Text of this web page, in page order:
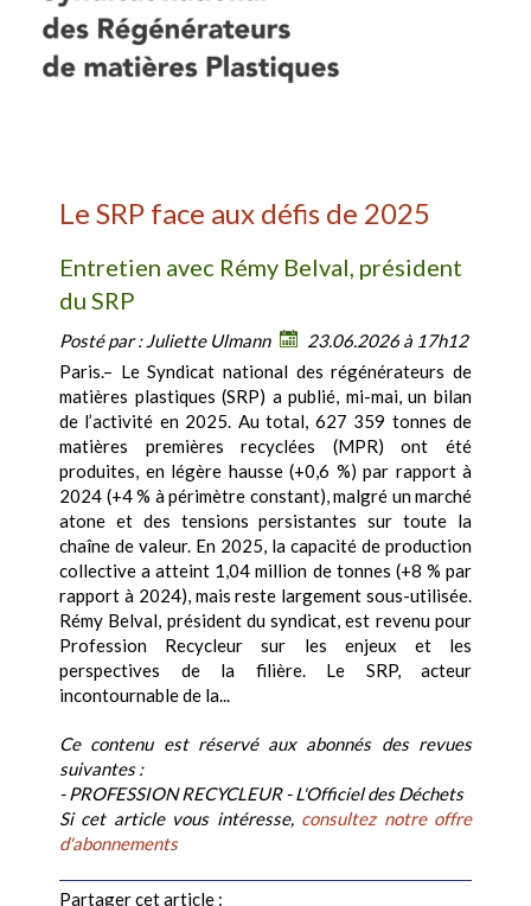
Le SRP face aux défis de 2025
Entretien avec Rémy Belval, président
du SRP
Posté par :Juliette Ulmann
23.06.2026 à 17h12
Paris.– Le Syndicat national des régénérateurs de
matières plastiques (SRP) a publié, mi-mai, un bilan
de l’activité en 2025. Au total, 627 359 tonnes de
matières premières recyclées (MPR) ont été
produites, en légère hausse (+0,6 %) par rapport à
2024 (+4 % à périmètre constant), malgré un marché
atone et des tensions persistantes sur toute la
chaîne de valeur. En 2025, la capacité de production
collective a atteint 1,04 million de tonnes (+8 % par
rapport à 2024), mais reste largement sous-utilisée.
Rémy Belval, président du syndicat, est revenu pour
Profession Recycleur sur les enjeux et les
perspectives de la filière. Le SRP, acteur
incontournable de la...
Ce contenu est réservé aux abonnés des revues
suivantes :
- PROFESSION RECYCLEUR - L'Officiel des Déchets
Si cet article vous intéresse, consultez notre offre
d'abonnements
Partager cet article :